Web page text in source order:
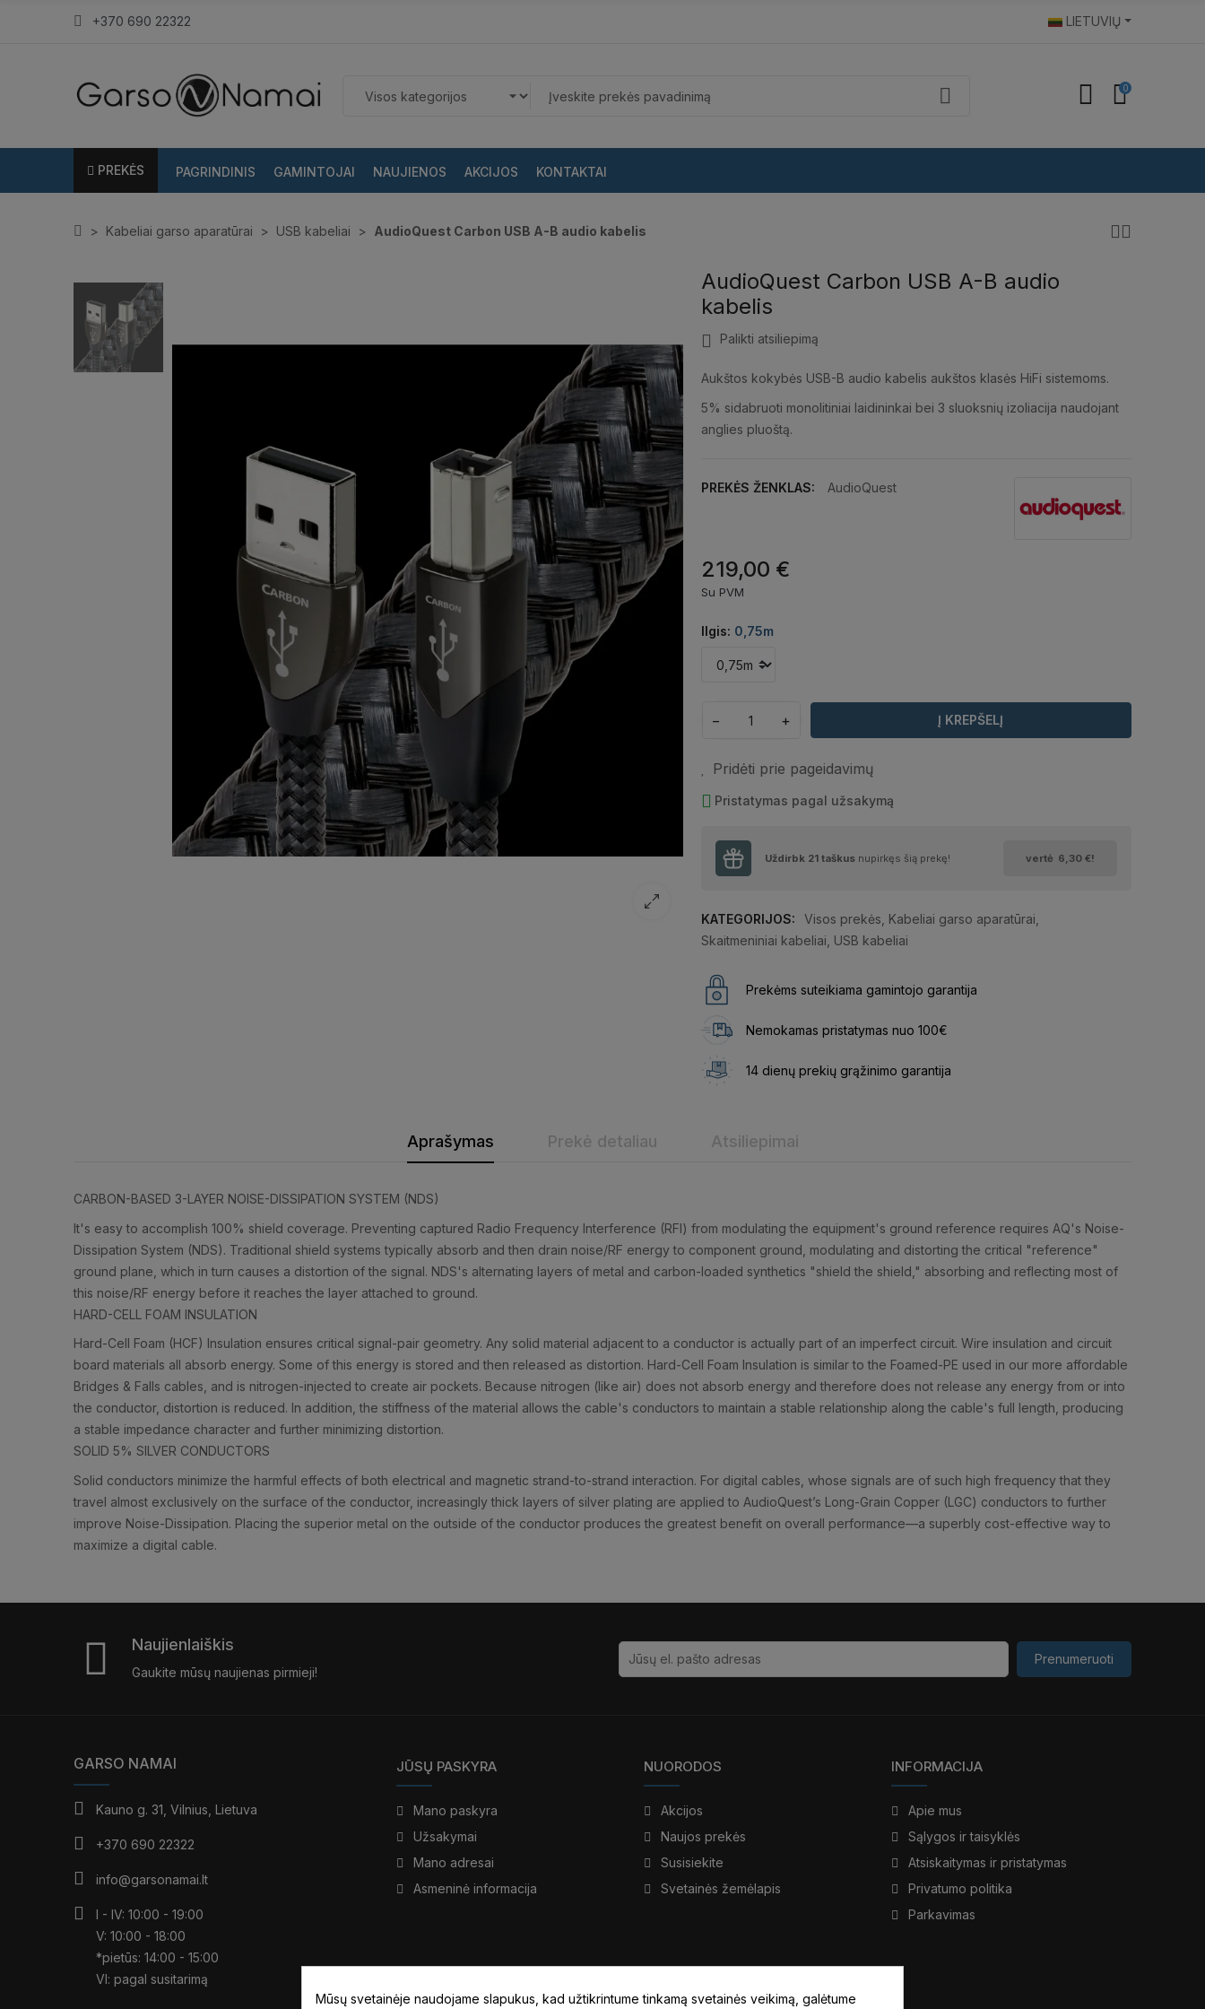
+370 690 22322 LIETUVIŲ
0
PREKĖS PAGRINDINIS GAMINTOJAI NAUJIENOS AKCIJOS KONTAKTAI
Kabeliai garso aparatūrai USB kabeliai AudioQuest Carbon USB A-B audio kabelis
AudioQuest Carbon USB A-B audio
kabelis
Palikti atsiliepimą
Aukštos kokybės USB-B audio kabelis aukštos klasės HiFi sistemoms.
5% sidabruoti monolitiniai laidininkai bei 3 sluoksnių izoliacija naudojant
anglies pluoštą.
PREKĖS ŽENKLAS: AudioQuest
219,00 €
Su PVM
Ilgis: 0,75m
− + Į KREPŠELĮ
Pridėti prie pageidavimų
Pristatymas pagal užsakymą
Uždirbk 21taškus nupirkęs šią prekę! vertė 6,30 €!
KATEGORIJOS: Visos prekės Kabeliai garso aparatūrai
Skaitmeniniai kabeliai USB kabeliai
Prekėms suteikiama gamintojo garantija
Nemokamas pristatymas nuo 100€
14 dienų prekių grąžinimo garantija
Aprašymas Prekė detaliau Atsiliepimai
CARBON-BASED 3-LAYER NOISE-DISSIPATION SYSTEM (NDS)
It's easy to accomplish 100% shield coverage. Preventing captured Radio Frequency Interference (RFI) from modulating the equipment's ground reference requires AQ's Noise-
Dissipation System (NDS). Traditional shield systems typically absorb and then drain noise/RF energy to component ground, modulating and distorting the critical "reference"
ground plane, which in turn causes a distortion of the signal. NDS's alternating layers of metal and carbon-loaded synthetics "shield the shield," absorbing and reflecting most of
this noise/RF energy before it reaches the layer attached to ground.
HARD-CELL FOAM INSULATION
Hard-Cell Foam (HCF) Insulation ensures critical signal-pair geometry. Any solid material adjacent to a conductor is actually part of an imperfect circuit. Wire insulation and circuit
board materials all absorb energy. Some of this energy is stored and then released as distortion. Hard-Cell Foam Insulation is similar to the Foamed-PE used in our more affordable
Bridges & Falls cables, and is nitrogen-injected to create air pockets. Because nitrogen (like air) does not absorb energy and therefore does not release any energy from or into
the conductor, distortion is reduced. In addition, the stiffness of the material allows the cable's conductors to maintain a stable relationship along the cable's full length, producing
a stable impedance character and further minimizing distortion.
SOLID 5% SILVER CONDUCTORS
Solid conductors minimize the harmful effects of both electrical and magnetic strand-to-strand interaction. For digital cables, whose signals are of such high frequency that they
travel almost exclusively on the surface of the conductor, increasingly thick layers of silver plating are applied to AudioQuest’s Long-Grain Copper (LGC) conductors to further
improve Noise-Dissipation. Placing the superior metal on the outside of the conductor produces the greatest benefit on overall performance—a superbly cost-effective way to
maximize a digital cable.
Naujienlaiškis
Gaukite mūsų naujienas pirmieji!
Prenumeruoti
GARSO NAMAI
Kauno g. 31, Vilnius, Lietuva
+370 690 22322
info@garsonamai.lt
I - IV: 10:00 - 19:00
V: 10:00 - 18:00
*pietūs: 14:00 - 15:00
VI: pagal susitarimą
JŪSŲ PASKYRA
Mano paskyra
Užsakymai
Mano adresai
Asmeninė informacija
NUORODOS
Akcijos
Naujos prekės
Susisiekite
Svetainės žemėlapis
INFORMACIJA
Apie mus
Sąlygos ir taisyklės
Atsiskaitymas ir pristatymas
Privatumo politika
Parkavimas
Mūsų svetainėje naudojame slapukus, kad užtikrintume tinkamą svetainės veikimą, galėtume